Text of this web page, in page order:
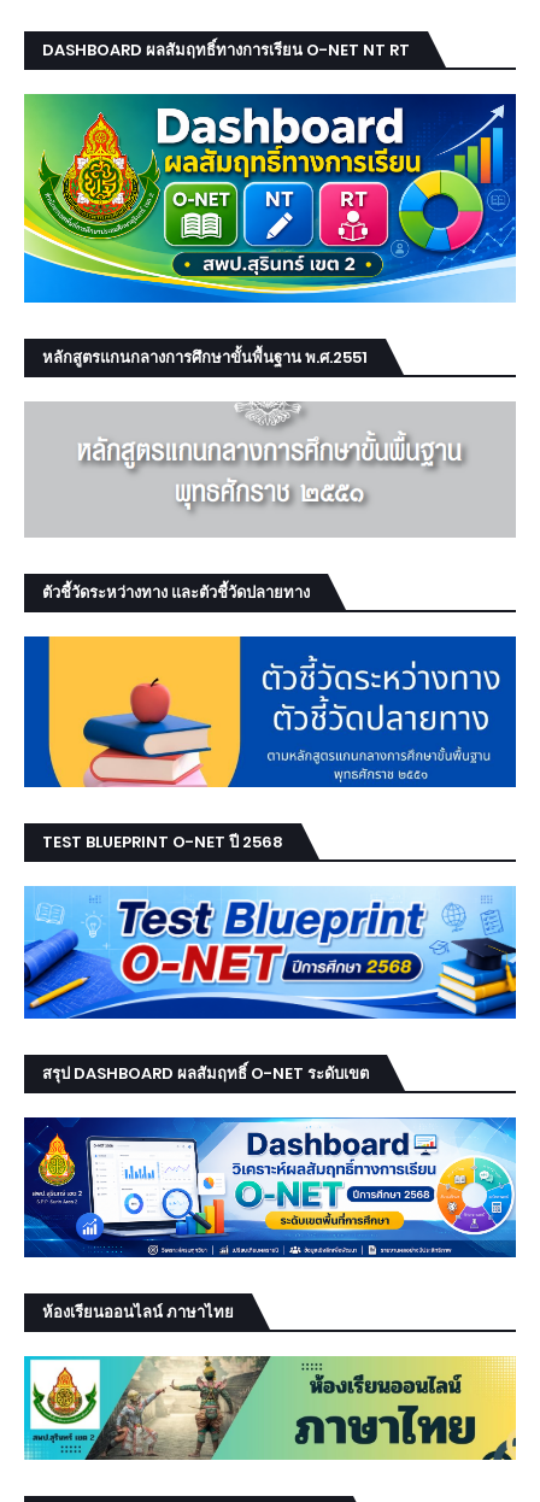
DASHBOARD ผลสัมฤทธิ์ทางการเรียน O-NET NT RT
หลักสูตรแกนกลางการศึกษาขั้นพื้นฐาน พ.ศ.2551
ตัวชี้วัดระหว่างทาง และตัวชี้วัดปลายทาง
TEST BLUEPRINT O-NET ปี 2568
สรุป DASHBOARD ผลสัมฤทธิ์ O-NET ระดับเขต
ห้องเรียนออนไลน์ ภาษาไทย